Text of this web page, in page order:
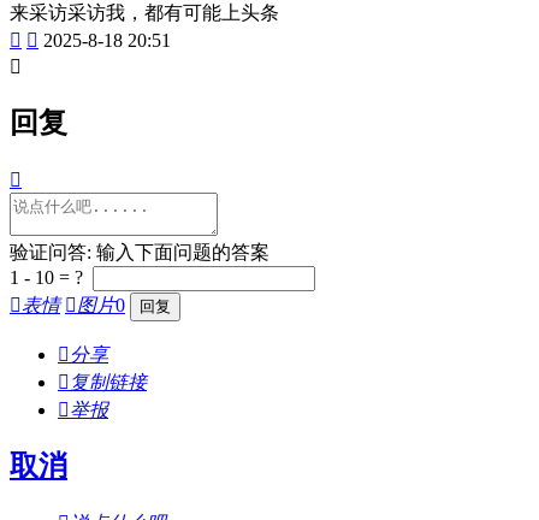
来采访采访我，都有可能上头条
  2025-8-18 20:51

回复

验证问答: 输入下面问题的答案
1 - 10 = ?
表情 图片0
分享
 复制链接
举报
取消